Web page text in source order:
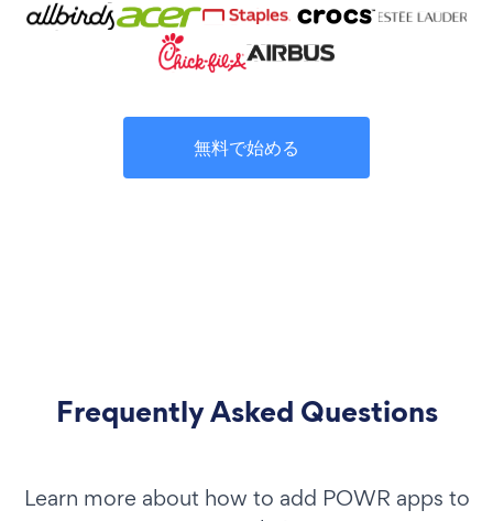
無料で始める
Frequently Asked Questions
Learn more about how to add POWR apps to